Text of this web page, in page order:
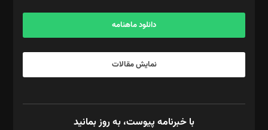
آگهی و مشترکین: ۰۹۱۹۹۹۹۰۴۵۴
دانلود ماهنامه
نمایش مقالات
با خبرنامه پیوست، به روز بمانید